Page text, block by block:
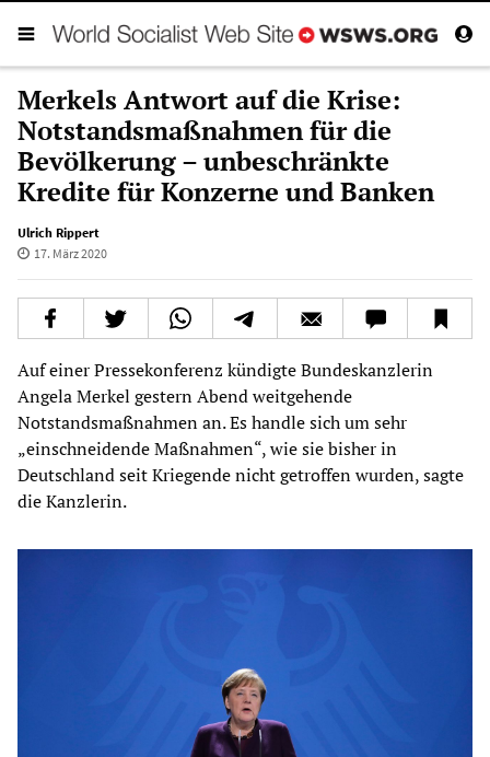
Merkels Antwort auf die Krise:
Notstandsmaßnahmen für die
Bevölkerung – unbeschränkte
Kredite für Konzerne und Banken
Ulrich Rippert
17. März 2020
Auf einer Pressekonferenz kündigte Bundeskanzlerin
Angela Merkel gestern Abend weitgehende
Notstandsmaßnahmen an. Es handle sich um sehr
„einschneidende Maßnahmen“, wie sie bisher in
Deutschland seit Kriegende nicht getroffen wurden, sagte
die Kanzlerin.